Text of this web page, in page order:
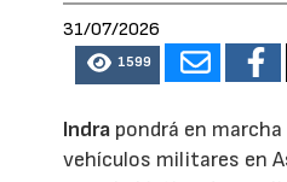
31/07/2026
1599
Indra pondrá en
vehículos militares en